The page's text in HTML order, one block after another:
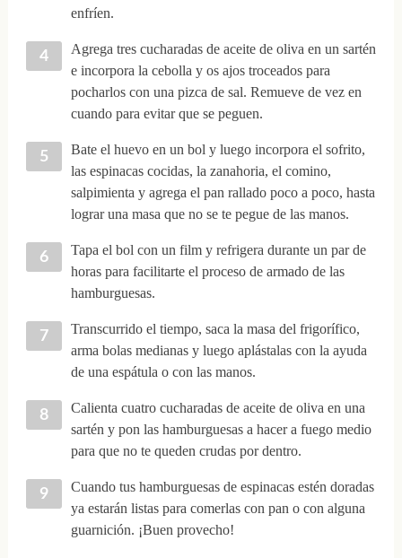
enfríen.
Agrega tres cucharadas de aceite de oliva en un sartén
e incorpora la cebolla y os ajos troceados para
pocharlos con una pizca de sal. Remueve de vez en
cuando para evitar que se peguen.
Bate el huevo en un bol y luego incorpora el sofrito,
las espinacas cocidas, la zanahoria, el comino,
salpimienta y agrega el pan rallado poco a poco, hasta
lograr una masa que no se te pegue de las manos.
Tapa el bol con un film y refrigera durante un par de
horas para facilitarte el proceso de armado de las
hamburguesas.
Transcurrido el tiempo, saca la masa del frigorífico,
arma bolas medianas y luego aplástalas con la ayuda
de una espátula o con las manos.
Calienta cuatro cucharadas de aceite de oliva en una
sartén y pon las hamburguesas a hacer a fuego medio
para que no te queden crudas por dentro.
Cuando tus hamburguesas de espinacas estén doradas
ya estarán listas para comerlas con pan o con alguna
guarnición. ¡Buen provecho!